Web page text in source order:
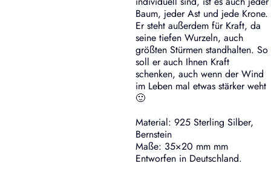
Baum, jeder Ast und jede Krone.
Er steht außerdem für Kraft, da
seine tiefen Wurzeln, auch
größten Stürmen standhalten. So
soll er auch Ihnen Kraft
schenken, auch wenn der Wind
im Leben mal etwas stärker weht
🙂
Material: 925 Sterling Silber,
Bernstein
Maße: 35×20 mm mm
Entworfen in Deutschland.